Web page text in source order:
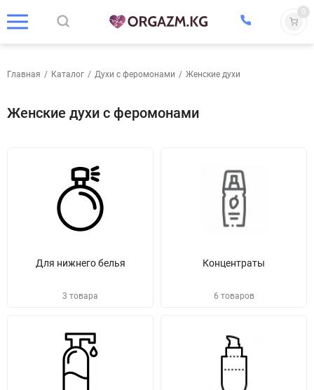
0
Главная / Каталог / Духи с феромонами / Женские духи
Женские духи с феромонами
Для нижнего белья
3 товара
Концентраты
6 товаров